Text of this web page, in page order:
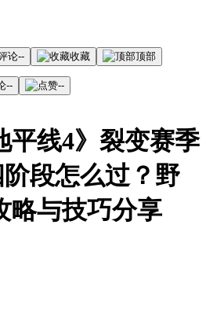
-- 收藏 顶部
-- --
平线4》裂变赛季
段怎么过？野
略与技巧分享